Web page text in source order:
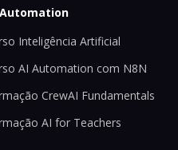
Inteligência Artificial
AI Automation com N8N
CrewAI Fundamentals
AI for Teachers